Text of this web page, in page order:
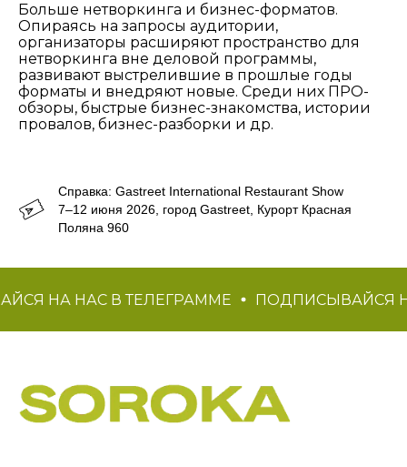
Больше нетворкинга и бизнес-форматов.
Опираясь на запросы аудитории,
организаторы расширяют пространство для
нетворкинга вне деловой программы,
развивают выстрелившие в прошлые годы
форматы и внедряют новые. Среди них ПРО-
обзоры, быстрые бизнес-знакомства, истории
провалов, бизнес-разборки и др.
Справка: Gastreet International Restaurant Show
7–12 июня 2026, город Gastreet, Курорт Красная
Поляна 960
НА НАС В ТЕЛЕГРАММЕ ПОДПИСЫВАЙСЯ НА